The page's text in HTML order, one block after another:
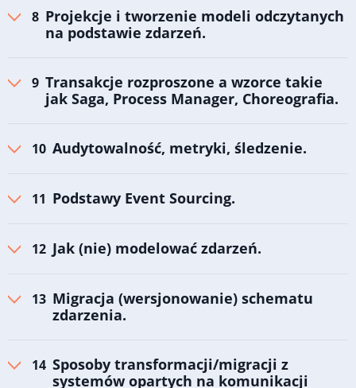
Projekcje i tworzenie modeli odczytanych
na podstawie zdarzeń.
Transakcje rozproszone a wzorce takie
jak Saga, Process Manager, Choreografia.
Audytowalność, metryki, śledzenie.
Podstawy Event Sourcing.
Jak (nie) modelować zdarzeń.
Migracja (wersjonowanie) schematu
zdarzenia.
Sposoby transformacji/migracji z
systemów opartych na komunikacji